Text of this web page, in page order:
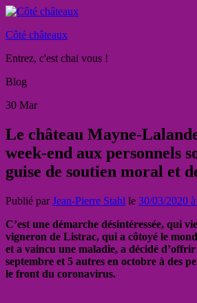
Côté châteaux
Entrez, c'est chai vous !
Blog
30 Mar
Le château Mayne-
week-end aux personnels
guise de soutien moral et
Publié parJean-Pierre Stahl le 30/03/2020
C’est une démarche désintéressée, qui
vigneron de Listrac, qui a côtoyé le
et a vaincu une maladie, a décidé d’offrir
septembre et 5 autres en octobre à des
le front du coronavirus.